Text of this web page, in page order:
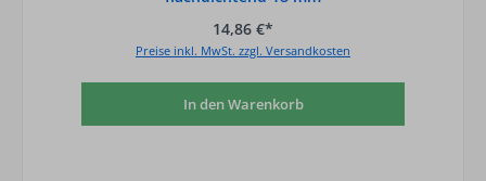
14,86 €*
Preise inkl. MwSt. zzgl. Versandkosten
In den Warenkorb